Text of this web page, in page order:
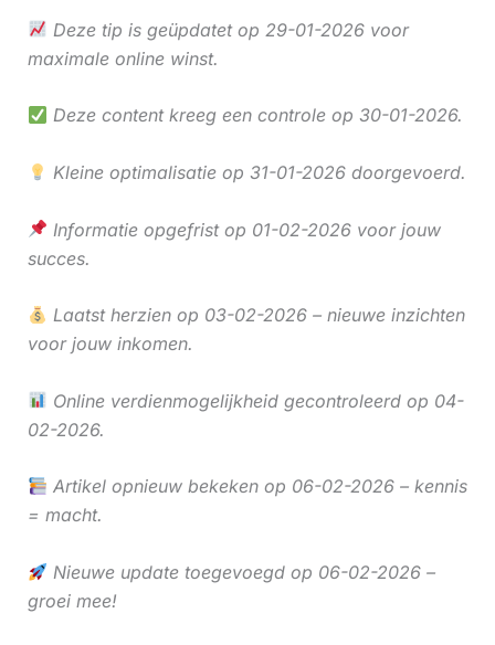
Deze tip is geüpdatet op 29-01-2026 voor
maximale online winst.
Deze content kreeg een controle op 30-01-2026.
Kleine optimalisatie op 31-01-2026 doorgevoerd.
Informatie opgefrist op 01-02-2026 voor jouw
succes.
Laatst herzien op 03-02-2026 – nieuwe inzichten
voor jouw inkomen.
Online verdienmogelijkheid gecontroleerd op 04-
02-2026.
Artikel opnieuw bekeken op 06-02-2026 – kennis
= macht.
Nieuwe update toegevoegd op 06-02-2026 –
groei mee!